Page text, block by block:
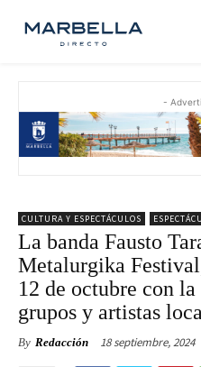
-
CULTURA Y ESPECTÁCULOS
La banda Fausto
Metalurgika
12 de octubre con
grupos y artistas
By Redacción 18 septiembre, 2024